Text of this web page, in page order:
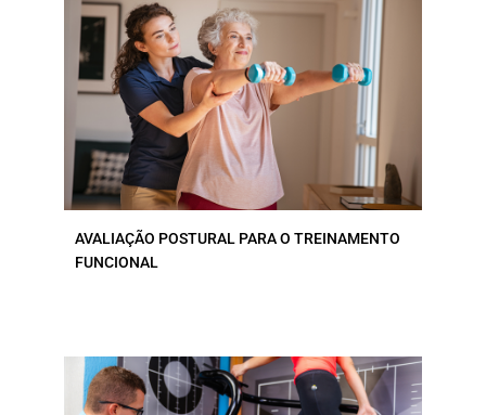
AVALIAÇÃO POSTURAL PARA O TREINAMENTO
FUNCIONAL